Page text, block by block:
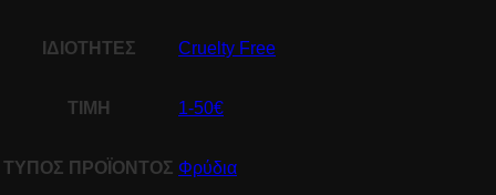
ΙΔΙΟΤΗΤΕΣ Cruelty Free
ΤΙΜΗ 1-50€
ΤΥΠΟΣ ΠΡΟΪΟΝΤΟΣ Φρύδια